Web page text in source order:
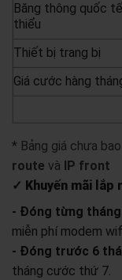
Băng thông quốc
thiểu
Thiết bị trang bị
Giá cước hàng
* Bảng giá chưa
route và
IP front
✓ Khuyến mãi lắp
- Đóng từng
miễn phí modem
- Đóng trước 6
tháng cước thứ 7.